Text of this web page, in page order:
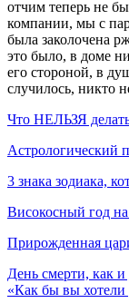
отчим теперь не
компании, мы с
была заколочена
это было, в доме
его стороной, в
случилось, никто
Что НЕЛЬЗЯ
Астрологический
3 знака зодиака,
Високосный год
Прирожденная
День смерти, как
«Как бы вы хотели